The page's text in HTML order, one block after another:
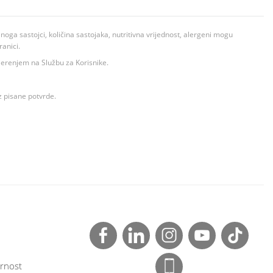
sastojci, količina sastojaka, nutritivna vrijednost, alergeni mogu
na Službu za Korisnike.
pisane potvrde.